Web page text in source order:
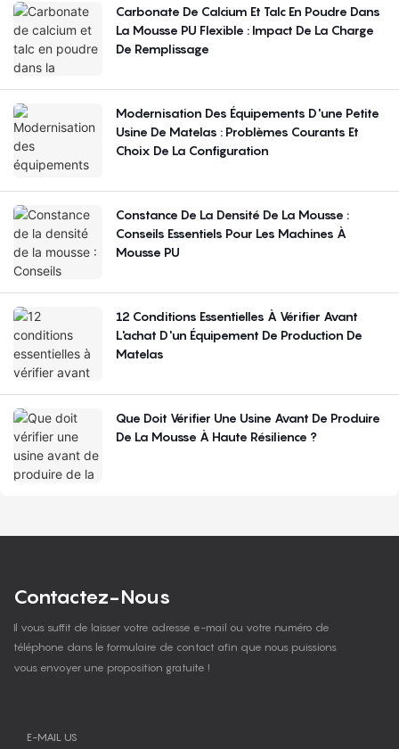
Carbonate De Calcium Et Talc En Poudre Dans
La Mousse PU Flexible : Impact De La Charge
De Remplissage
Modernisation Des Équipements D'une Petite
Usine De Matelas : Problèmes Courants Et
Choix De La Configuration
Constance De La Densité De La Mousse :
Conseils Essentiels Pour Les Machines À
Mousse PU
12 Conditions Essentielles À Vérifier Avant
L'achat D'un Équipement De Production De
Matelas
Que Doit Vérifier Une Usine Avant De Produire
De La Mousse À Haute Résilience ?
Contactez-Nous
Il vous suffit de laisser votre adresse e-mail ou votre numéro de
téléphone dans le formulaire de contact afin que nous puissions
vous envoyer une proposition gratuite !
E-MAIL US